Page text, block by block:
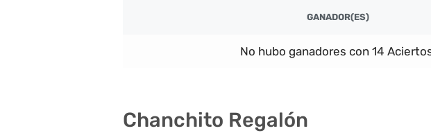
GANADOR(ES)
No hubo ganadores con 14
Chanchito Regalón